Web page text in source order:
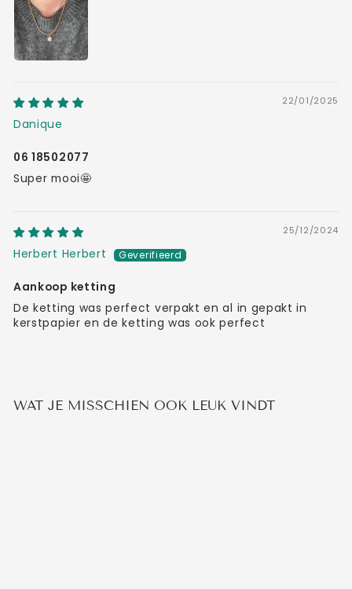
22/01/2025
Danique
06 18502077
Super mooi🤩
25/12/2024
Herbert Herbert
Aankoop ketting
De ketting was perfect verpakt en al in gepakt in
kerstpapier en de ketting was ook perfect
WAT JE MISSCHIEN OOK LEUK VINDT